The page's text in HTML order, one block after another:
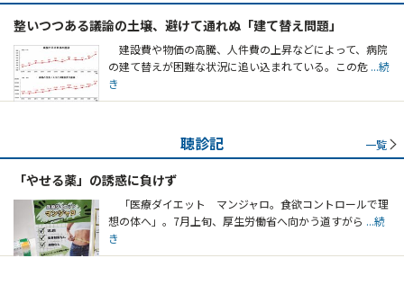
整いつつある議論の土壌、避けて通れぬ「建て替え問題」
建設費や物価の高騰、人件費の上昇などによって、病院
の建て替えが困難な状況に追い込まれている。この危 ...続
き
聴診記 一覧
「やせる薬」の誘惑に負けず
「医療ダイエット マンジャロ。食欲コントロールで理
想の体へ」。7月上旬、厚生労働省へ向かう道すがら ...続
き